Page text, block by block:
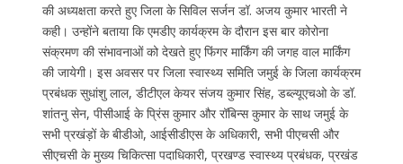
की अध्यक्षता करते हुए जिला के सिविल सर्जन डॉ. अजय कुमार भारती ने
कही। उन्होंने बताया कि एमडीए कार्यक्रम के दौरान इस बार कोरोना
संक्रमण की संभावनाओं को देखते हुए फिंगर मार्किंग की जगह वाल मार्किंग
की जायेगी। इस अवसर पर जिला स्वास्थ्य समिति जमुई के जिला कार्यक्रम
प्रबंधक सुधांशु लाल, डीटीएल केयर संजय कुमार सिंह, डब्ल्यूएचओ के डॉ.
शांतनु सेन, पीसीआई के प्रिंस कुमार और रॉबिन्स कुमार के साथ जमुई के
सभी प्रखंड़ों के बीडीओ, आईसीडीएस के अधिकारी, सभी पीएचसी और
सीएचसी के मुख्य चिकित्सा पदाधिकारी, प्रखण्ड स्वास्थ्य प्रबंधक, प्रखंड